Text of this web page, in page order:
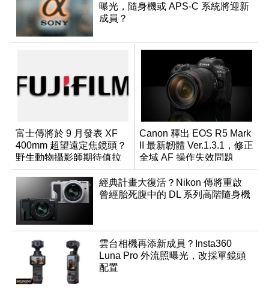
曝光，隨身機或 APS-C 系統將迎新
成員？
富士傳將於 9 月發表 XF
400mm 超望遠定焦鏡頭？
野生動物攝影師期待值拉
滿
Canon 釋出 EOS R5 Mark
II 最新韌體 Ver.1.3.1，修正
全域 AF 操作失效問題
經典計畫大復活？Nikon 傳將重啟
曾經胎死腹中的 DL 系列高階隨身機
雲台相機再添新成員？Insta360
Luna Pro 外流照曝光，改採單鏡頭
配置